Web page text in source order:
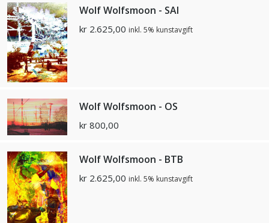
Wolf Wolfsmoon - SAI
kr 2.625,00 inkl. 5% kunstavgift
Wolf Wolfsmoon - OS
kr 800,00
Wolf Wolfsmoon - BTB
kr 2.625,00 inkl. 5% kunstavgift